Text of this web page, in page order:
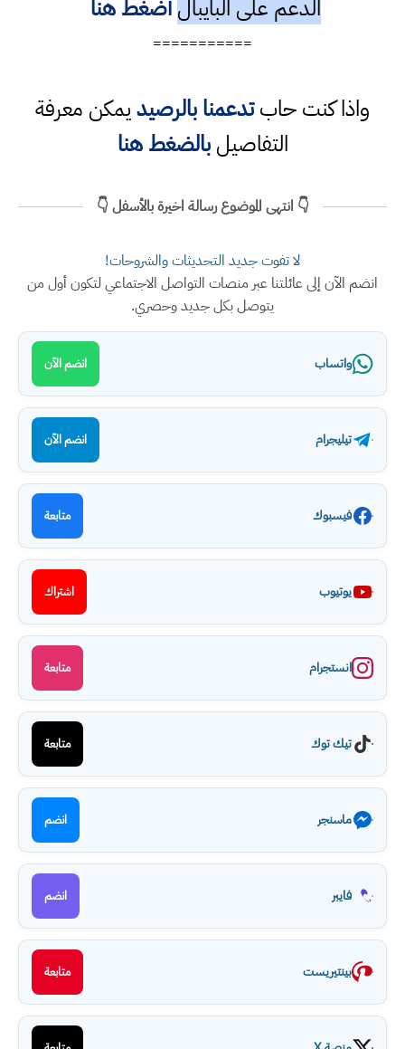
الدعم على البايبال أضغط هنا
===========
واذا كنت حابتدعمنا بالرصيديمكن معرفة
التفاصيلبالضغط هنا
👇 انتهى الموضوع رسالة اخيرة بالأسفل 👇
لا تفوت جديد التحديثات والشروحات!
انضم الآن إلى عائلتنا عبر منصات التواصل الاجتماعي لتكون أول من
يتوصل بكل جديد وحصري.
واتساب انضم الآن
تيليجرام انضم الآن
فيسبوك متابعة
يوتيوب اشتراك
انستجرام متابعة
تيك توك متابعة
ماسنجر انضم
فايبر انضم
بينتيريست متابعة